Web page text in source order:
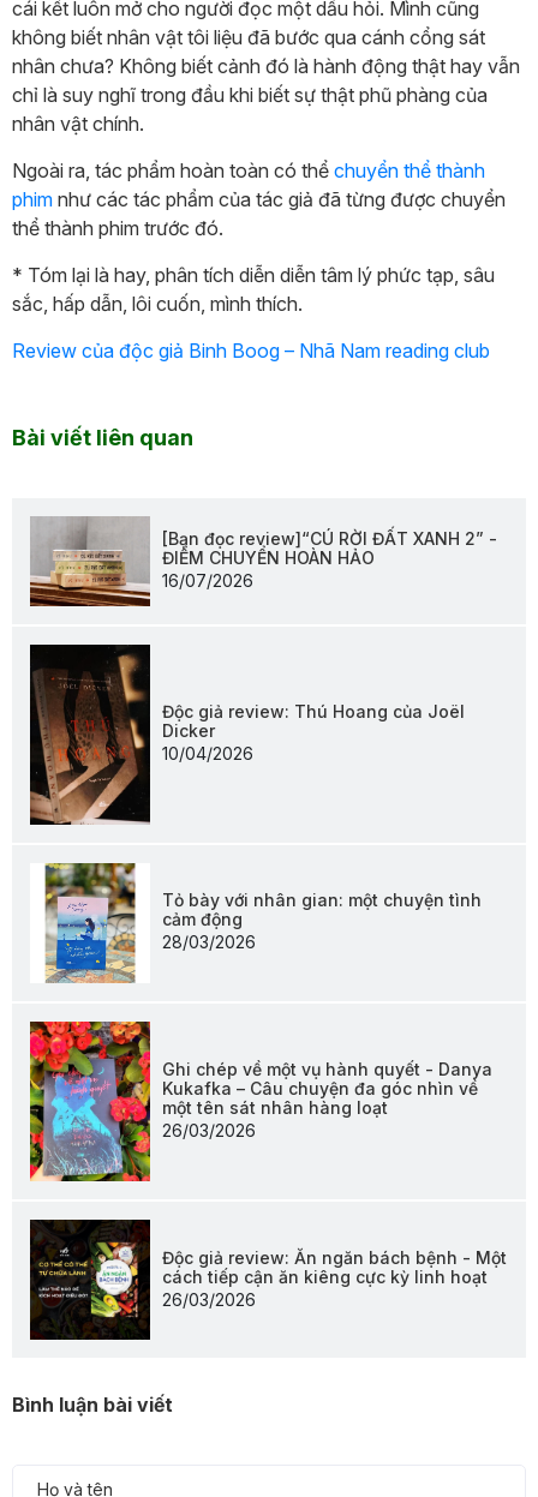
cái kết luôn mở cho người đọc một dấu hỏi. Mình cũng
không biết nhân vật tôi liệu đã bước qua cánh cổng sát
nhân chưa? Không biết cảnh đó là hành động thật hay vẫn
chỉ là suy nghĩ trong đầu khi biết sự thật phũ phàng của
nhân vật chính.
Ngoài ra, tác phẩm hoàn toàn có thể chuyển thể thành
phim như các tác phẩm của tác giả đã từng được chuyển
thể thành phim trước đó.
* Tóm lại là hay, phân tích diễn diễn tâm lý phức tạp, sâu
sắc, hấp dẫn, lôi cuốn, mình thích.
Review của độc giả Binh Boog – Nhã Nam reading club
Bài viết liên quan
[Bạn đọc review]“CÚ RỜI ĐẤT XANH 2” -
ĐIỂM CHUYỂN HOÀN HẢO
16/07/2026
Độc giả review: Thú Hoang của Joël
Dicker
10/04/2026
Tỏ bày với nhân gian: một chuyện tình
cảm động
28/03/2026
Ghi chép về một vụ hành quyết - Danya
Kukafka – Câu chuyện đa góc nhìn về
một tên sát nhân hàng loạt
26/03/2026
Độc giả review: Ăn ngăn bách bệnh - Một
cách tiếp cận ăn kiêng cực kỳ linh hoạt
26/03/2026
Bình luận bài viết